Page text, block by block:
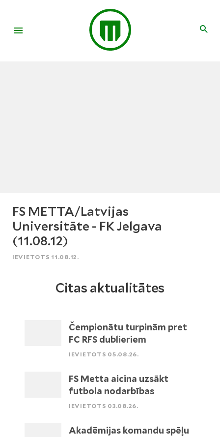
FS METTA/Latvijas
Universitāte - FK Jelgava
(11.08.12)
IEVIETOTS 11.08.12.
Citas aktualitātes
Čempionātu turpinām pret
FC RFS dublieriem
IEVIETOTS 05.08.26.
FS Metta aicina uzsākt
futbola nodarbības
IEVIETOTS 03.08.26.
Akadēmijas komandu spēļu